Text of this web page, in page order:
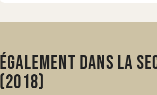
Également dans la
(2018)